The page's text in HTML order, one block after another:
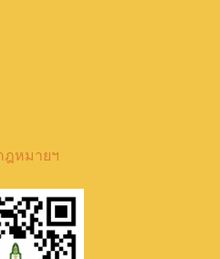
ฎหมายฯ